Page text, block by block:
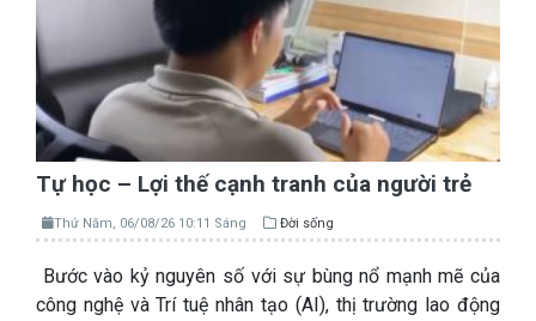
Tự học – Lợi thế cạnh tranh của người trẻ
Thứ Năm, 06/08/26 10:11 Sáng Đời sống
Bước vào kỷ nguyên số với sự bùng nổ mạnh mẽ của
công nghệ và Trí tuệ nhân tạo (AI), thị trường lao động